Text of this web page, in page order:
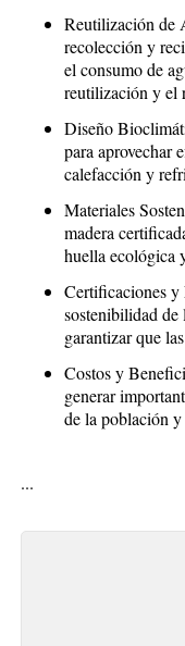
Reutilización de
recolección y
el consumo de
reutilización y el
Diseño
para aprovechar
calefacción y
Materiales
madera
huella ecológica
Certificaciones y
sostenibilidad
garantizar que
Costos y
generar
de la población
...